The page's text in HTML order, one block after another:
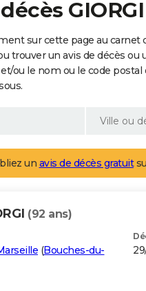
GIORGI
sur cette page au carnet
trouver un avis de décès
ou le nom ou le code
un avis de décès gratuit
(92 ans)
(Bouches-du-